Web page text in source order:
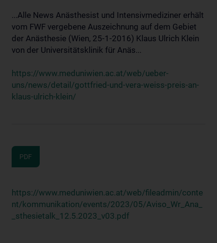
...Alle News Anästhesist und Intensivmediziner erhält
vom FWF vergebene Auszeichnung auf dem Gebiet
der Anästhesie (Wien, 25-1-2016) Klaus Ulrich Klein
von der Universitätsklinik für Anäs...
https://www.meduniwien.ac.at/web/ueber-
uns/news/detail/gottfried-und-vera-weiss-preis-an-
klaus-ulrich-klein/
PDF
https://www.meduniwien.ac.at/web/fileadmin/conte
nt/kommunikation/events/2023/05/Aviso_Wr_Ana_
_sthesietalk_12.5.2023_v03.pdf